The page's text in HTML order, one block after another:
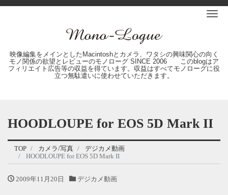
映像編集をメインとしたMacintoshとカメラ、ワタシの興味関心の向く
モノ関係の欲望とレビューのモノローグ SINCE 2006 このblogはア
フィリエイト広告等の収益を得ています。収益はすべてモノローグに役
立つ無駄遣いに使わせていただきます。
HOODLOUPE for EOS 5D Mark II
TOP カメラ/写真
デジカメ動画
HOODLOUPE for EOS 5D Mark II
2009年11月20日 デジカメ動画